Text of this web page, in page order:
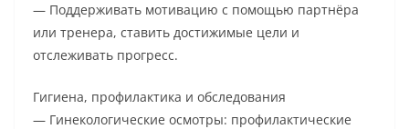
— Поддерживать мотивацию с помощью партнёра
или тренера, ставить достижимые цели и
отслеживать прогресс.
Гигиена, профилактика и обследования
— Гинекологические осмотры: профилактические